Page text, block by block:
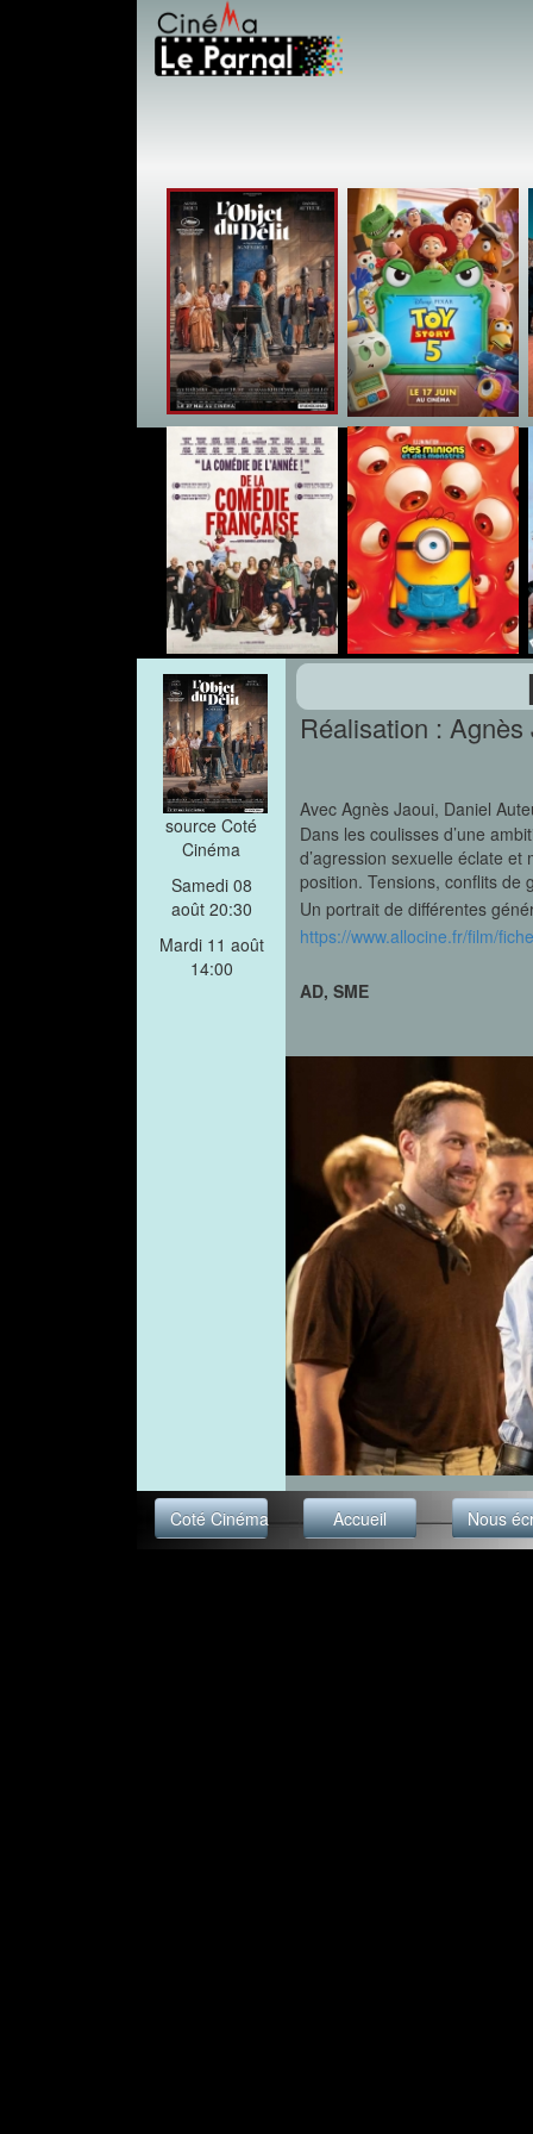
source Coté
Cinéma
Samedi 08
août 20:30
Mardi 11 août
14:00
Réalisation : Agnès
Avec Agnès Jaoui, Daniel
Dans les coulisses d’une
d’agression sexuelle éclate
position. Tensions, conflits de
Un portrait de différentes
https://www.allocine.fr/film/
AD, SME
Coté Cinéma Accueil Nous